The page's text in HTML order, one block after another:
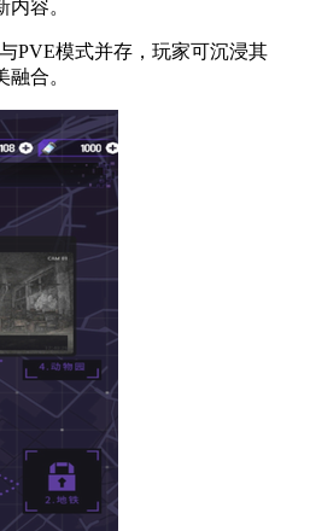
容。
PVE模式并存，玩家可沉浸其
合。